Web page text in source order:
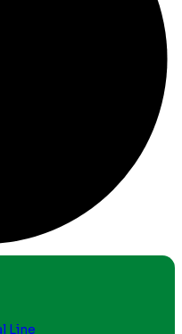
Line